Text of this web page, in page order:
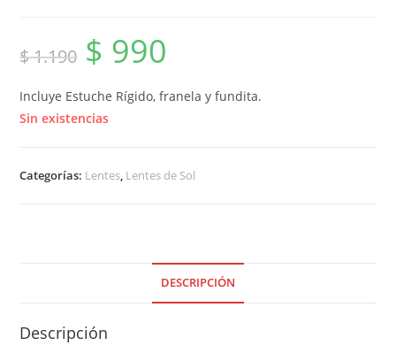
$1.190
El
precio
original
$ 1.190.
$ 990
$ 990.
Incluye Estuche Rígido, franela y fundita.
Sin existencias
Categorías: Lentes, Lentes de Sol
DESCRIPCIÓN
Descripción